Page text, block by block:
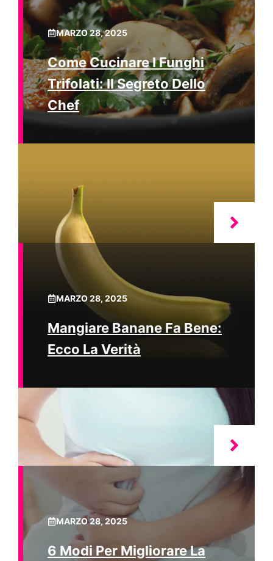
MARZO 28, 2025
Come Cucinare I Funghi
Trifolati: Il Segreto Dello
Chef
MARZO 28, 2025
Mangiare Banane Fa Bene:
Ecco La Verità
MARZO 28, 2025
6 Modi Per Migliorare La